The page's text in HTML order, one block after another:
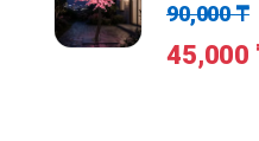
90,000₸
45,000